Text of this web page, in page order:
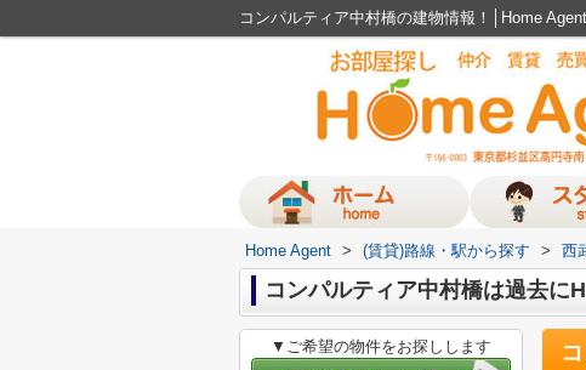
コンパルティア中村橋の建物情報！│Home
Home Agent > (賃貸)路線・駅から探す > 西
コンパルティア中村橋は過去に
▼ご希望の物件をお探しします